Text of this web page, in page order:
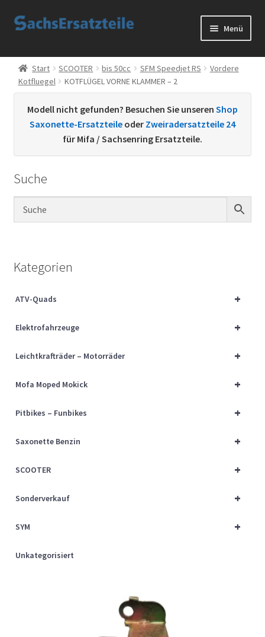
Zur
Zum
Menü
Start
AGB
Datenschutzerklärung
Kontakt
Sachs Ersatzteile
Über uns
Start SCOOTER bis 50cc SFM Speedjet RS
Vordere
Kotfluegel
KOTFLÜGEL VORNE KLAMMER – 2
Modell nicht gefunden? Besuchen Sie unseren Shop
Saxonette-Ersatzteile oder Zweiradersatzteile 24
für Mifa / Sachsenring Ersatzteile.
Suche
Kategorien
+
ATV-Quads
+
Elektrofahrzeuge
+
Leichtkrafträder – Motorräder
+
Mofa Moped Mokick
+
Pitbikes – Funbikes
+
Saxonette Benzin
+
SCOOTER
+
Sonderverkauf
+
SYM
Unkategorisiert